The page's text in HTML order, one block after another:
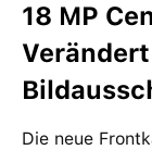
18 MP
Die neue